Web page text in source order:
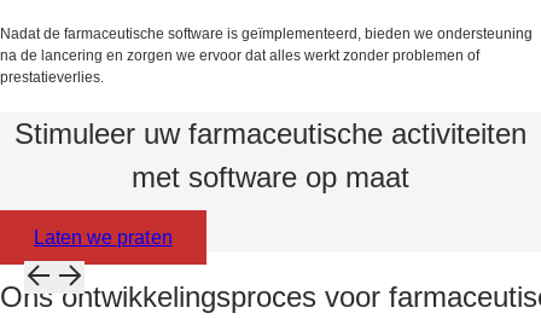
Nadat de farmaceutische software is geïmplementeerd, bieden we ondersteuning
na de lancering en zorgen we ervoor dat alles werkt zonder problemen of
prestatieverlies.
Stimuleer uw farmaceutische activiteiten
met software op maat
Laten we praten
Ons ontwikkelingsproces voor